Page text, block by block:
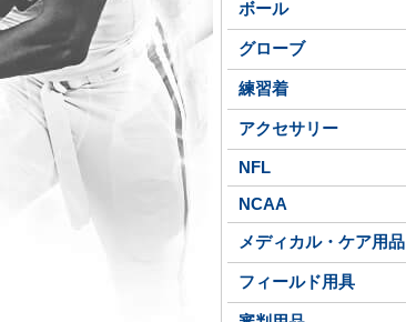
ボール
グローブ
練習着
アクセサリー
NFL
NCAA
メディカル・ケア用品
フィールド用具